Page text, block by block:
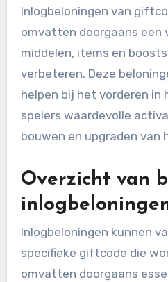
Inlogbeloningen van
omvatten doorgaans een
middelen, items en
verbeteren. Deze
helpen bij het vorderen in
spelers waardevolle
bouwen en upgraden van
Overzicht van
Inlogbeloningen kunnen
specifieke giftcode die
omvatten doorgaans